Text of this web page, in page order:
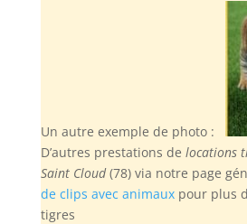
Un autre exemple de photo :
D’autres prestations de locations
Saint Cloud(78) via notre page
de clips avec animauxpour plus
tigres